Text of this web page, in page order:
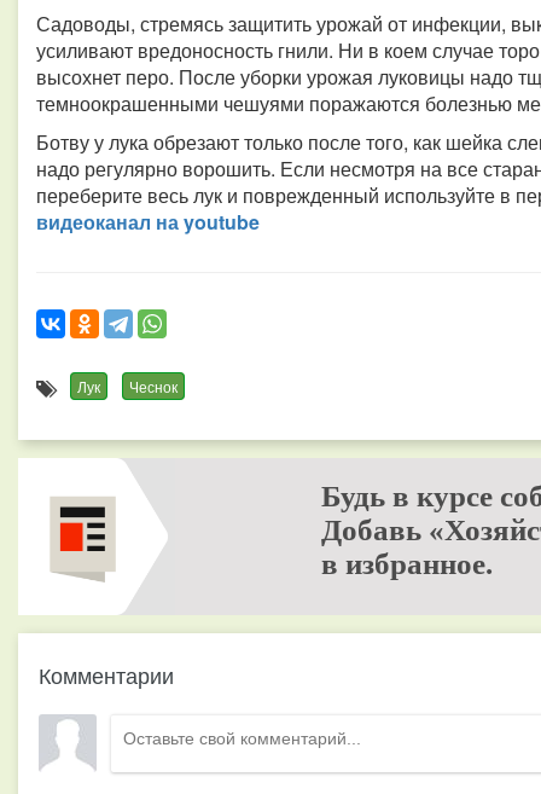
Садоводы, стремясь защитить урожай от инфекции,
усиливают вредоносность гнили. Ни в коем случае
высохнет перо. После уборки урожая луковицы надо
темноокрашенными чешуями поражаются болезнью
Ботву у лука обрезают только после того, как шейка
надо регулярно ворошить. Если несмотря на все
переберите весь лук и поврежденный используйте в
видео­канал на youtube
Лук Чеснок
Будь в курсе
Добавь
в избранное.
Комментарии